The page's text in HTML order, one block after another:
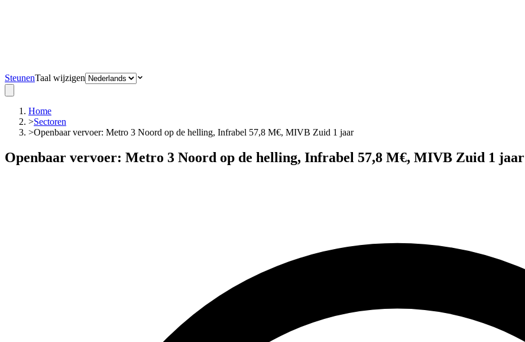
SteunenTaal wijzigen
Home
>Sectoren
>Openbaar vervoer: Metro 3 Noord op de helling, Infrabel 57,8 M€, MIVB Zuid 1 jaar
Openbaar vervoer: Metro 3 Noord op de helling, Infrabel 57,8 M€, MIVB Zuid 1 jaar